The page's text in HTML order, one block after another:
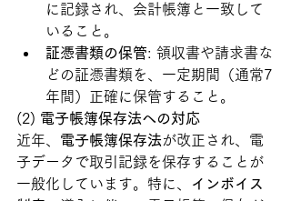
に記録され、会計帳簿と一致して
いること。
証憑書類の保管: 領収書や請求書な
どの証憑書類を、一定期間（通常7
年間）正確に保管すること。
(2) 電子帳簿保存法への対応
近年、 電子帳簿保存法が改正され、電
子データで取引記録を保存することが
一般化しています。特に、
インボイス